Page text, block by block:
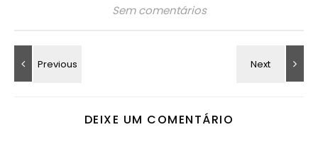
Sem comentários
DEIXE UM COMENTÁRIO